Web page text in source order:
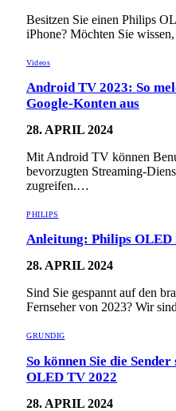
Besitzen Sie einen Philips
iPhone? Möchten Sie
Videos
Android TV 2023: So
Google-Konten aus
28. APRIL 2024
Mit Android TV können
bevorzugten Streaming-
zugreifen.…
PHILIPS
Anleitung: Philips
28. APRIL 2024
Sind Sie gespannt auf den
Fernseher von 2023? Wir
GRUNDIG
So können Sie die
OLED TV 2022
28. APRIL 2024